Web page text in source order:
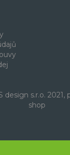
s.r.o. 2021,
shop